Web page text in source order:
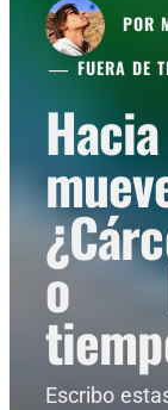
POR
FUERA DE
o
Escribo